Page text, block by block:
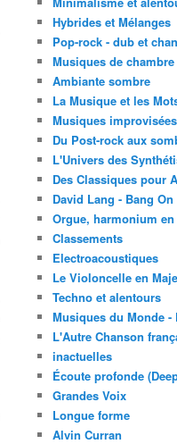
Hybrides et Mélanges
Pop-rock - dub et
Musiques de
Ambiante sombre
La Musique et les
Musiques improvisées
Du Post-rock aux
L'Univers des
Des Classiques pour
David Lang - Bang
Orgue, harmonium
Classements
Electroacoustiques
Le Violoncelle en
Techno et alentours
Musiques du Monde -
L'Autre Chanson
inactuelles
Écoute profonde
Grandes Voix
Longue forme
Alvin Curran